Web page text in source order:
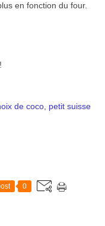
en fonction du four.
de coco petit suisse
0